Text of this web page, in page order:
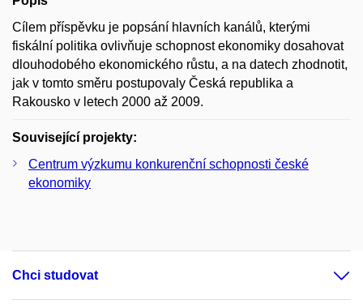
Cílem příspěvku je popsání hlavních kanálů, kterými
fiskální politika ovlivňuje schopnost ekonomiky dosahovat
dlouhodobého ekonomického růstu, a na datech zhodnotit,
jak v tomto směru postupovaly Česká republika a
Rakousko v letech 2000 až 2009.
Související projekty:
Centrum výzkumu konkurenční schopnosti české
ekonomiky
Chci studovat